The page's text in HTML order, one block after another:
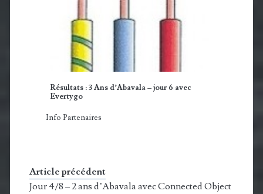
Résultats : 3 Ans d’Abavala – jour 6 avec
Evertygo
Info Partenaires
Article précédent
Jour 4/8 – 2 ans d’Abavala avec Connected Object